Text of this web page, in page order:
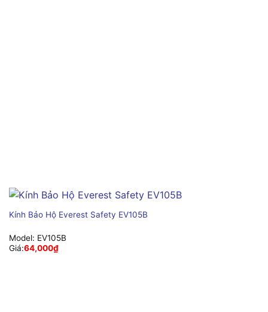
Kính Bảo Hộ Everest Safety EV105B
Model: EV105B
Giá:64,000₫